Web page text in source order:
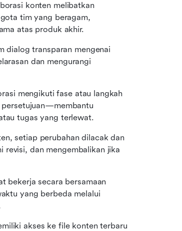
konten melibatkan
tim yang beragam,
atas produk akhir.
dialog transparan mengenai
dan mengurangi
mengikuti fase atau langkah
tugas yang terlewat.
setiap perubahan dilacak dan
revisi, dan mengembalikan jika
bekerja secara bersamaan
yang berbeda melalui
akses ke file konten terbaru